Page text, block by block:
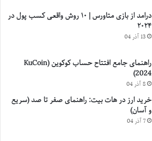
درامد از بازی متاورس | ۱۰ روش واقعی کسب پول در
۲۰۲۴
13 آذر 04
راهنمای جامع افتتاح حساب کوکوین (KuCoin
2024)
8 آذر 04
خرید ارز در هات بیت: راهنمای صفر تا صد (سریع
و آسان)
7 آذر 04